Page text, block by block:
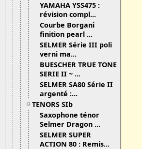
YAMAHA YSS475 :
révision compl...
Courbe Borgani
finition pearl ...
SELMER Série III poli
verni ma...
BUESCHER TRUE TONE
SERIE II ~ ...
SELMER SA80 Série II
argenté :...
TENORS SIb
Saxophone ténor
Selmer Dragon ...
SELMER SUPER
ACTION 80 : Remis...